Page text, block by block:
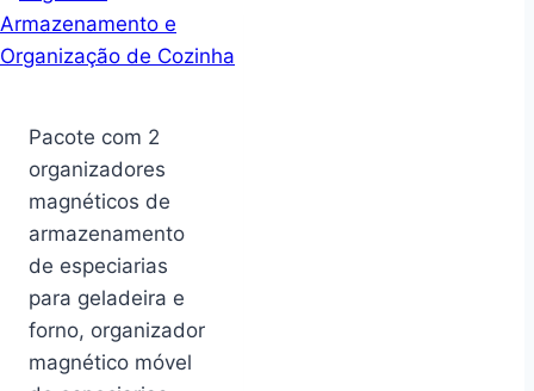
DOBRÁVEL
RESISTENTE
Pacote com 2
organizadores
magnéticos de
armazenamento
de especiarias
para geladeira e
forno, organizador
magnético móvel